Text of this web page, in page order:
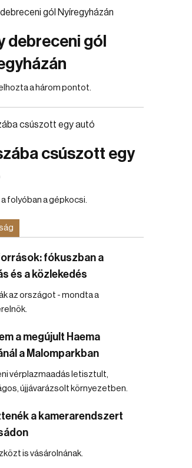
debreceni gól
a három pontot.
csúszott egy
folyóban a gépkocsi.
fókuszban a
és a közlekedés
az országot - mondta a
a megújult Haema
a Malomparkban
vérplazmaadás letisztult,
újjávarázsolt környezetben.
a kamerarendszert
is vásárolnának.